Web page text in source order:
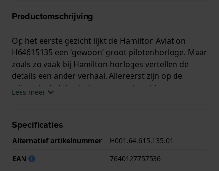
Productomschrijving
Op het eerste gezicht lijkt de Hamilton Aviation
H64615135 een ‘gewoon’ groot pilotenhorloge. Maar
zoals zo vaak bij Hamilton-horloges vertellen de
details een ander verhaal. Allereerst zijn op de
wijzerplaat stalen indexen aangebracht voor extra
spelen.
Ten tweede wordt het lumen op de wijzers zo
aangebracht dat de wijzers uitgelijnd zijn met hun
Lees meer
Specificaties
Alternatief artikelnummer
H001.64.615.135.01
EAN
7640127757536